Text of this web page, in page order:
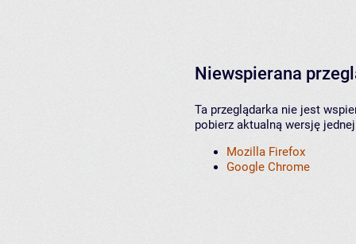
Niewspierana
Ta przeglądarka nie jest
pobierz aktualną wersję
Mozilla Firefox
Google Chrome